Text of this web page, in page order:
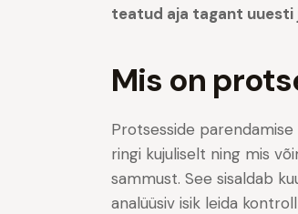
teatud aja tagant uuesti
Mis on
Protsesside
ringi kujuliselt ning mis
sammust. See sisaldab
analüüsiv isik leida